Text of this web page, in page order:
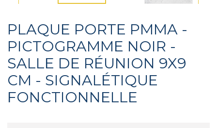
PLAQUE PORTE PMMA -
PICTOGRAMME NOIR -
SALLE DE RÉUNION 9X9
CM - SIGNALÉTIQUE
FONCTIONNELLE